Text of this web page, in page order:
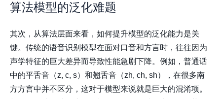
算法模型的泛化难题
其次，从算法层面来看，如何提升模型的泛化能力是关
键。传统的语音识别模型在面对口音和方言时，往往因为
声学特征的巨大差异而导致性能急剧下降。例如，普通话
中的平舌音（z, c, s）和翘舌音（zh, ch, sh），在很多南
方方言中并不区分，这对于模型来说就是巨大的混淆项。